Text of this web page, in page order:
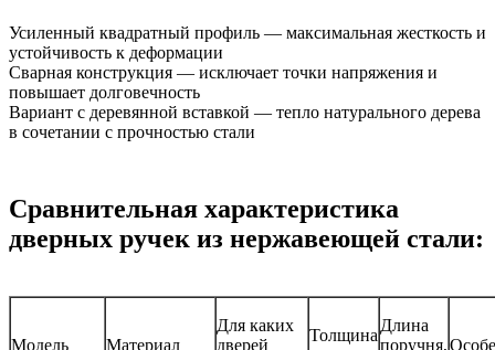
Усиленный квадратный профиль — максимальная жесткость и
устойчивость к деформации
Сварная конструкция — исключает точки напряжения и
повышает долговечность
Вариант с деревянной вставкой — тепло натурального дерева
в сочетании с прочностью стали
Сравнительная характеристика
дверных ручек из нержавеющей стали:
Модель Материал
Для каких
дверей
Толщина
Длина
поручня,